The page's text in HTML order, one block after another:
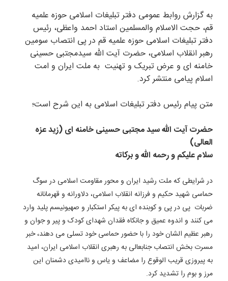
به گزارش روابط عمومی دفتر تبلیغات اسلامی حوزه علمیه
قم، حجت الاسلام والمسلمین استاد احمد واعظی، رئیس
دفتر تبلیغات اسلامی حوزه علمیه قم در پی انتصاب سومین
رهبر انقلاب اسلامی، حضرت آیت الله سیدمجتبی حسینی
خامنه ای و عرض تبریک و تهنیت به ملت ایران و امت
اسلام پیامی منتشر کرد.
متن پیام رئیس دفتر تبلیغات اسلامی به این شرح است؛
حضرت آیت الله سید مجتبی حسینی خامنه ای (زید عزه
العالی)
سلام علیکم و رحمه الله و برکاته
در شرایطی که ملت رشید ایران و محور مقاومت اسلامی در سوگ
حماسی شهید حکیم و فرزانه انقلاب اسلامی، دلاورانه و قهرمانانه
ضربات پی در پی و کوبنده ای به پیکر استکبار و صهیونیسم پلید وارد
می کنند و اندوه عمیق و جانکاه فقدان شهدای کودک و پیر و جوان و
رهبر عظیم الشان خود را با حضور حماسی خود تسلی می دهند، خبر
مسرت بخش انتصاب جنابعالی به رهبری انقلاب اسلامی ایران، امید
به پیروزی قریب الوقوع را مضاعف و یاس و ناامیدی دشمنان این
مرز و بوم را تشدید کرد.